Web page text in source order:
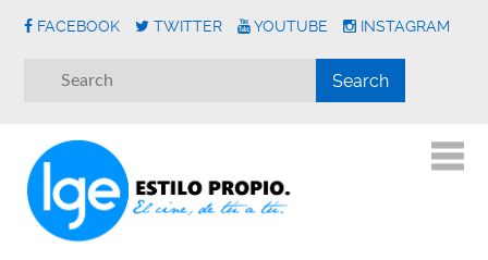
FACEBOOK TWITTER YOUTUBE INSTAGRAM